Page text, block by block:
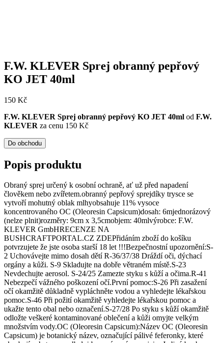
F.W. KLEVER Sprej obranný pepřový
KO JET 40ml
150 Kč
F.W. KLEVER Sprej obranný pepřový KO JET 40ml od F.W.
KLEVER za cenu 150 Kč
Do obchodu
Popis produktu
Obraný sprej určený k osobní ochraně, ať už před napadení
člověkem nebo zvířetem.obranný pepřový sprejdíky trysce se
vytvoří mohutný oblak mlhyobsahuje 11% vysoce
koncentrovaného OC (Oleoresin Capsicum)dosah: 6mjednorázový
(nelze plnit)rozměry: 9cm x 3,5cmobjem: 40mlvýrobce: F.W.
KLEVER GmbHRECENZE NA
BUSHCRAFTPORTAL.CZ ZDEPřidáním zboží do košíku
potvrzujete že jste osoba starší 18 let !!!Bezpečnostní upozornění:S-
2 Uchovávejte mimo dosah dětí R-36/37/38 Dráždí oči, dýchací
orgány a kůži. S-9 Skladujte na dobře větraném místě.S-23
Nevdechujte aerosol. S-24/25 Zamezte styku s kůží a očima.R-41
Nebezpečí vážného poškození očí.První pomoc:S-26 Při zasažení
očí okamžitě důkladně vypláchněte vodou a vyhledejte lékařskou
pomoc.S-46 Při požití okamžitě vyhledejte lékařskou pomoc a
ukažte tento obal nebo označení.S-27/28 Po styku s kůží okamžitě
odložte veškeré kontaminované oblečení a kůži omyjte velkým
množstvím vody.OC (Oleoresin Capsicum):Název OC (Oleoresin
Capsicum) je botanický název, označující pálivé feferonky, které